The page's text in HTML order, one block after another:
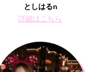
としはるn
詳細はこちら